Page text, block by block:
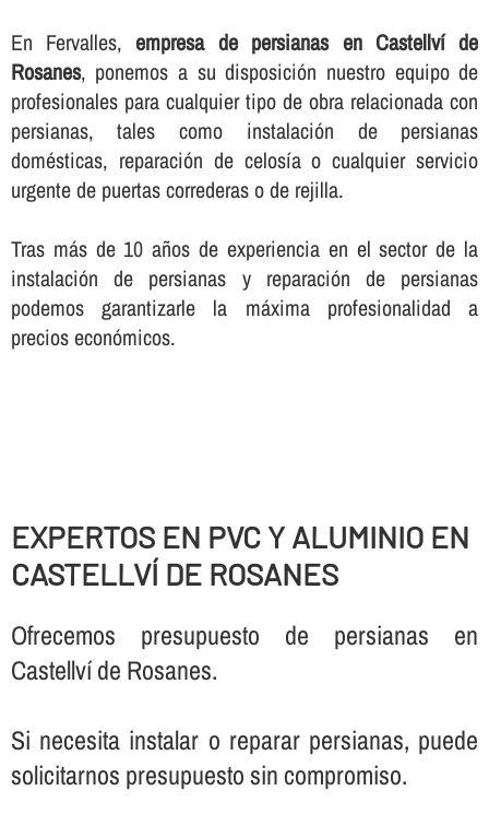
En Fervalles,empresa de persianas en Castellví de
Rosanes, ponemos a su disposición nuestro equipo de
profesionales para cualquier tipo de obra relacionada con
persianas, tales como instalación de persianas
domésticas, reparación de celosí­a o cualquier servicio
urgente de puertas correderas o de rejilla.
Tras más de 10 años de experiencia en el sector de la
instalación de persianas y reparación de persianas
podemos garantizarle la máxima profesionalidad a
precios económicos.
EXPERTOS EN PVC Y ALUMINIO EN
CASTELLVÍ DE ROSANES
Ofrecemos presupuesto de persianas en
Castellví de Rosanes.
Si necesita instalar o reparar persianas, puede
solicitarnos presupuesto sin compromiso.